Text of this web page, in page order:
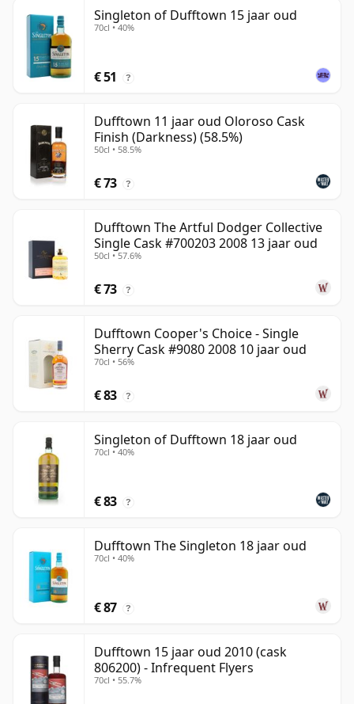
Singleton of Dufftown 15 jaar oud
70cl • 40%
€ 51 ?
Dufftown 11 jaar oud Oloroso Cask
Finish (Darkness) (58.5%)
50cl • 58.5%
€ 73 ?
Dufftown The Artful Dodger Collective
Single Cask #700203 2008 13 jaar oud
50cl • 57.6%
€ 73 ?
Dufftown Cooper's Choice - Single
Sherry Cask #9080 2008 10 jaar oud
70cl • 56%
€ 83 ?
Singleton of Dufftown 18 jaar oud
70cl • 40%
€ 83 ?
Dufftown The Singleton 18 jaar oud
70cl • 40%
€ 87 ?
Dufftown 15 jaar oud 2010 (cask
806200) - Infrequent Flyers
70cl • 55.7%